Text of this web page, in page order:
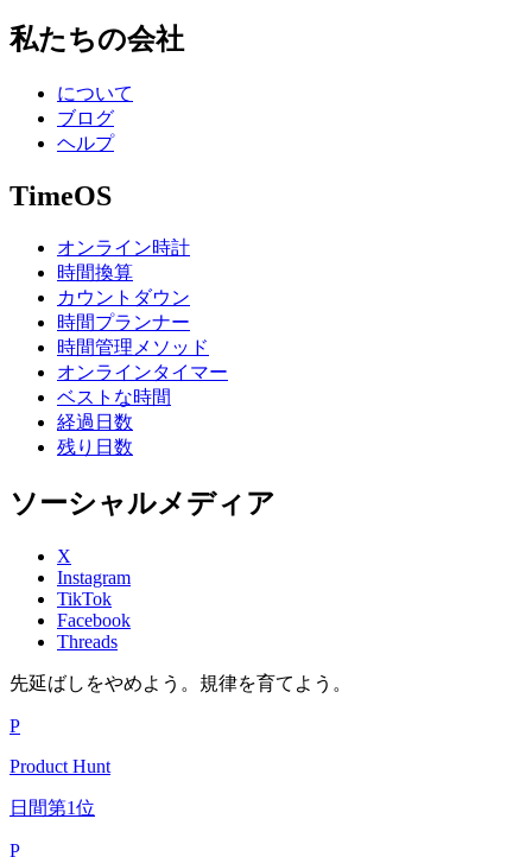
私たちの会社
について
ブログ
ヘルプ
TimeOS
オンライン時計
時間換算
カウントダウン
時間プランナー
時間管理メソッド
オンラインタイマー
ベストな時間
経過日数
残り日数
ソーシャルメディア
X
Instagram
TikTok
Facebook
Threads
先延ばしをやめよう。規律を育てよう。
P
Product Hunt
日間第1位
P